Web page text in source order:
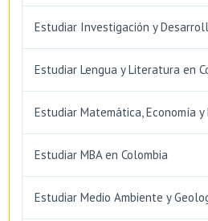
Estudiar Investigación y
Estudiar Lengua y Literatura en
Estudiar Matemática, Economía y
Estudiar MBA en Colombia
Estudiar Medio Ambiente y